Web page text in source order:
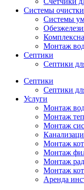
Системы
Системы
Монтаж
Септики
Септики
Септики
Септики
Услуги
Монтаж
Монтаж
Монтаж
Монтаж
Монтаж
Монтаж
Монтаж
Аренда